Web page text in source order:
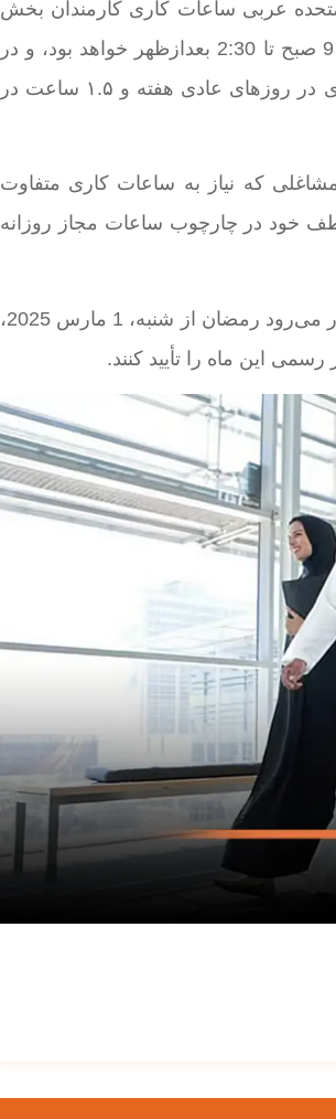
عربی ساعات کاری کارمندان بخش
دولتی را در ماه رمضان اعلام کرد. از دوشنبه تا پنجشنبه، ساعات کاری از 9 صبح تا 2:30 بعدازظهر خواهد بود، و در
روزهای جمعه از 9 صبح تا 12 ظهر. این تغییر باعث کاهش 3.5 ساعت کاری در روزهای عادی هفته و ۱.۵ ساعت در
که نیاز به ساعات کاری متفاوت
خود در چارچوب ساعات مجاز روزانه
طبق تقویم هجری منتشرشده توسط اداره امور اسلامی و خیریه دبی، انتظار می‌رود رمضان از شنبه، 1 مارس 2025،